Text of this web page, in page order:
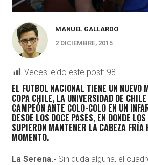
MANUEL GALLARDO
2 DICIEMBRE, 2015
Veces leído este post: 98
EL FÚTBOL NACIONAL TIENE UN NUEVO
COPA CHILE, LA UNIVERSIDAD DE
CAMPEÓN ANTE COLO-COLO EN UN
DESDE LOS DOCE PASES, EN DONDE
SUPIERON MANTENER LA CABEZA
MOMENTO.
La Serena.- Sin duda alguna, el